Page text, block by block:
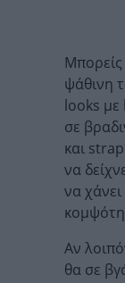
Μπορείς
ψάθινη
looks με
σε
και
να
να χάνει
Αν
θα σε